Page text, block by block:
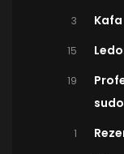
3 Kafa
15
19
1